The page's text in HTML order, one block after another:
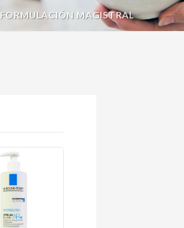
FORMULACIÓN MAGISTRAL